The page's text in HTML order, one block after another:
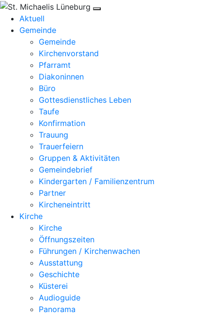
Aktuell
Gemeinde
Gemeinde
Kirchenvorstand
Pfarramt
Diakoninnen
Büro
Gottesdienstliches Leben
Taufe
Konfirmation
Trauung
Trauerfeiern
Gruppen & Aktivitäten
Gemeindebrief
Kindergarten / Familienzentrum
Partner
Kircheneintritt
Kirche
Kirche
Öffnungszeiten
Führungen / Kirchenwachen
Ausstattung
Geschichte
Küsterei
Audioguide
Panorama